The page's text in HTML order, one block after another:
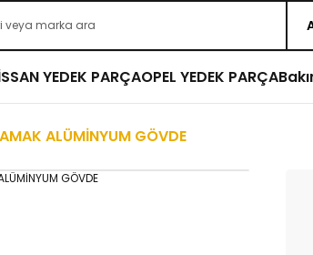
YEDEK PARÇAOPEL YEDEK PARÇA
ALÜMİNYUM GÖVDE